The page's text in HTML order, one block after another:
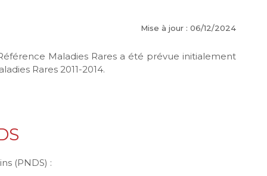
Mise à jour : 06/12/2024
Maladies Rares a été prévue initialement
Rares 2011-2014.
(PNDS) :